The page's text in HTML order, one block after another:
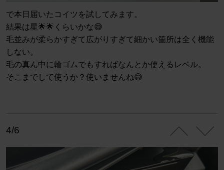
で本日届いたコイツを試してみます。
結果は星🌟🌟くらいかな😅
毛並みが柔らかすぎて広がりすぎて細かい箇所は全く機能
しない。
毛の真ん中に輪ゴムでもすればなんとか使えるレベル。
そこまでして使うか？使いませんね😅
4/6